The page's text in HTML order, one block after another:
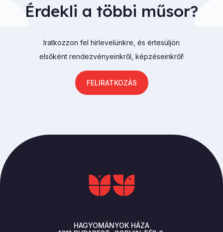
Érdekli a többi műsor?
Iratkozzon fel hírlevelünkre, és értesüljön
elsőként rendezvényeinkről, képzéseinkről!
FELIRATKOZÁS
HAGYOMÁNYOK HÁZA